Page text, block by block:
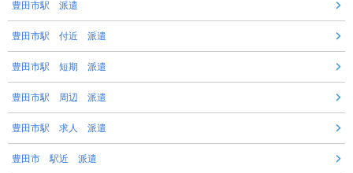
豊田市駅 派遣
豊田市駅 付近 派遣
豊田市駅 短期 派遣
豊田市駅 周辺 派遣
豊田市駅 求人 派遣
豊田市 駅近 派遣